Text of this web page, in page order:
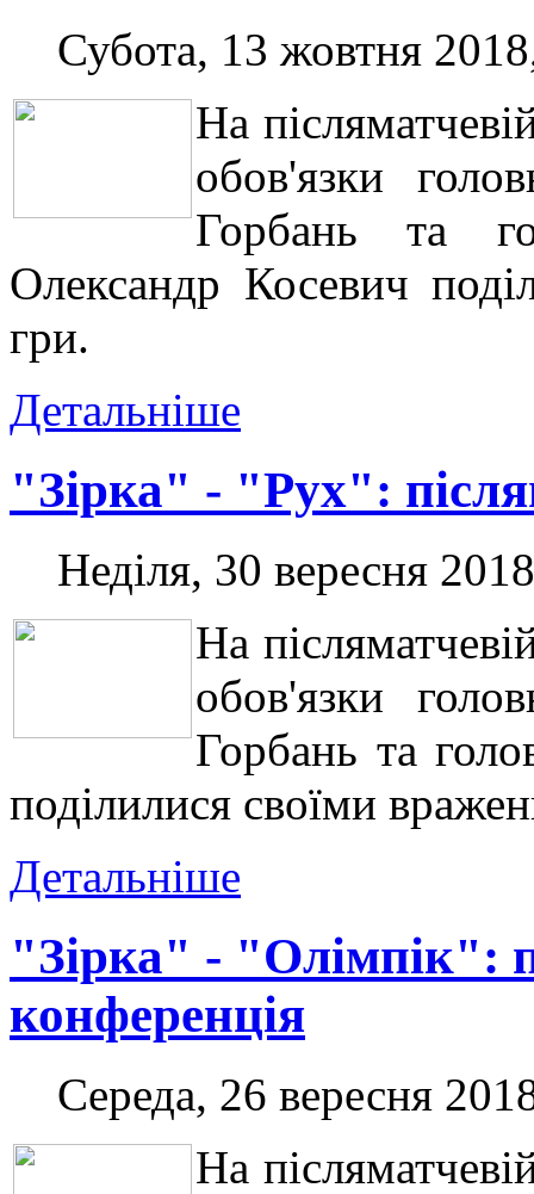
Субота, 13 жовтня
На
обов'язки
Горбань та
Олександр Косевич
гри.
Детальніше
"Зірка" - "Рух":
Неділя, 30 вересня
На
обов'язки
Горбань та
поділилися своїми
Детальніше
"Зірка" - "Олімпік":
конференція
Середа, 26 вересня
На